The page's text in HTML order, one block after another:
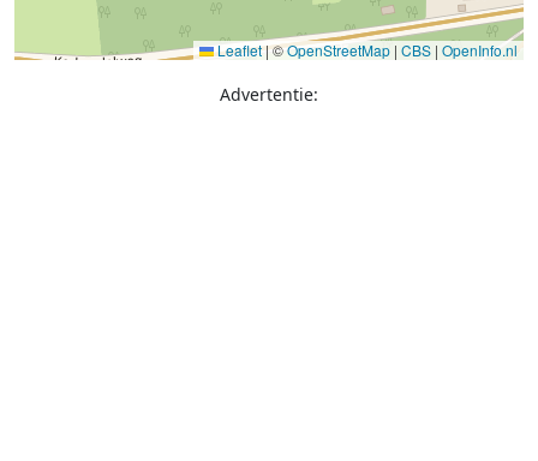
Leaflet|©OpenStreetMap | CBS | OpenInfo.nl
Advertentie: